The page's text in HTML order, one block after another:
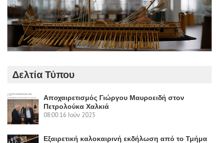
Δελτία Τύπου
Αποχαιρετισμός Γιώργου Μαυροειδή στον
Πετρολούκα Χαλκιά
08:0016 Ιούν 2025
Εξαιρετική καλοκαιρινή εκδήλωση από το Τμήμα